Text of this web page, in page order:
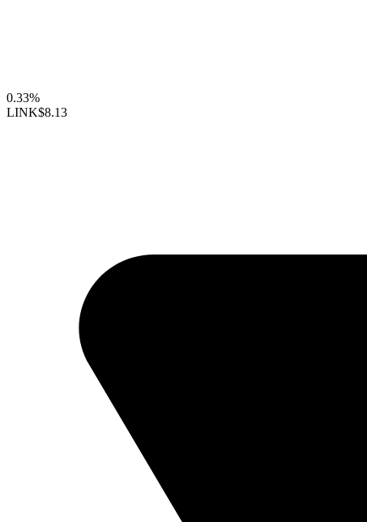
0.33%
LINK$8.13